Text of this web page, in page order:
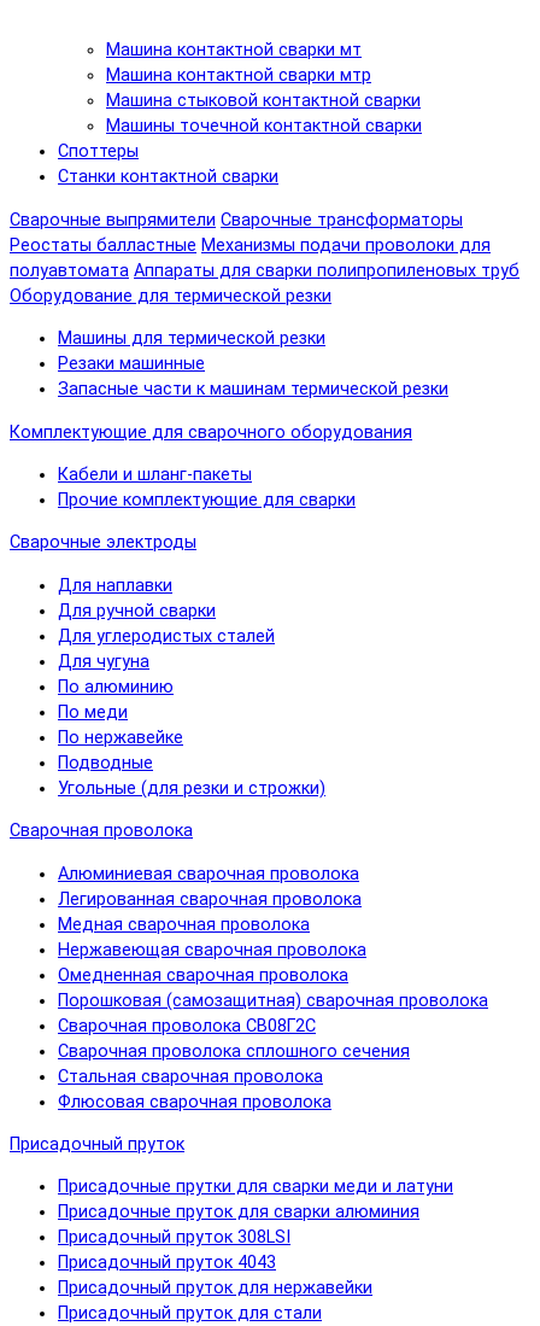
Машина контактной сварки мт
Машина контактной сварки мтр
Машина стыковой контактной сварки
Машины точечной контактной сварки
Споттеры
Станки контактной сварки
Сварочные выпрямители Сварочные трансформаторы
Реостаты балластные Механизмы подачи проволоки для
полуавтомата Аппараты для сварки полипропиленовых труб
Оборудование для термической резки
Машины для термической резки
Резаки машинные
Запасные части к машинам термической резки
Комплектующие для сварочного оборудования
Кабели и шланг-пакеты
Прочие комплектующие для сварки
Сварочные электроды
Для наплавки
Для ручной сварки
Для углеродистых сталей
Для чугуна
По алюминию
По меди
По нержавейке
Подводные
Угольные (для резки и строжки)
Сварочная проволока
Алюминиевая сварочная проволока
Легированная сварочная проволока
Медная сварочная проволока
Нержавеющая сварочная проволока
Омедненная сварочная проволока
Порошковая (самозащитная) сварочная проволока
Сварочная проволока СВ08Г2С
Сварочная проволока сплошного сечения
Стальная сварочная проволока
Флюсовая сварочная проволока
Присадочный пруток
Присадочные прутки для сварки меди и латуни
Присадочные пруток для сварки алюминия
Присадочный пруток 308LSI
Присадочный пруток 4043
Присадочный пруток для нержавейки
Присадочный пруток для стали